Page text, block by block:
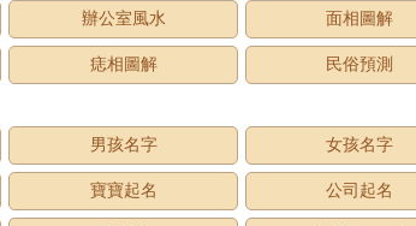
辦公室風水 面相圖解
痣相圖解 民俗預測
男孩名字 女孩名字
寶寶起名 公司起名